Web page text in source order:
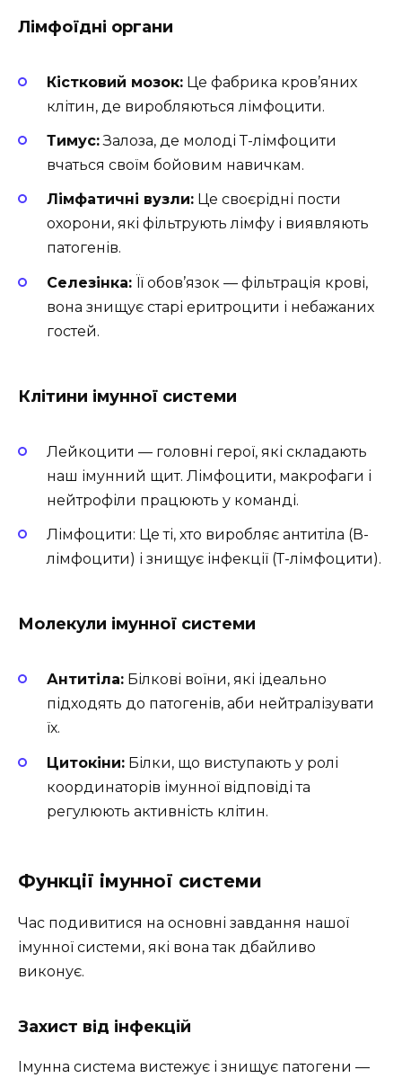
Лімфоїдні органи
Кістковий мозок: Це фабрика кров’яних
клітин, де виробляються лімфоцити.
Тимус:Залоза, де молоді Т-лімфоцити
вчаться своїм бойовим навичкам.
Лімфатичні вузли: Це своєрідні пости
охорони, які фільтрують лімфу і виявляють
патогенів.
Селезінка: Її обов’язок — фільтрація крові,
вона знищує старі еритроцити і небажаних
гостей.
Клітини імунної системи
Лейкоцити — головні герої, які складають
наш імунний щит. Лімфоцити, макрофаги і
нейтрофіли працюють у команді.
Лімфоцити: Це ті, хто виробляє антитіла (В-
лімфоцити) і знищує інфекції (Т-лімфоцити).
Молекули імунної системи
Антитіла: Білкові воїни, які ідеально
підходять до патогенів, аби нейтралізувати
їх.
Цитокіни: Білки, що виступають у ролі
координаторів імунної відповіді та
регулюють активність клітин.
Функції імунної системи
Час подивитися на основні завдання нашої
імунної системи, які вона так дбайливо
виконує.
Захист від інфекцій
Імунна система вистежує і знищує патогени —